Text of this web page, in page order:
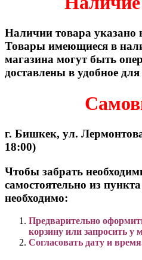
Наличии товара указано
Товары имеющиеся в
магазина могут быть
доставлены в удобное
г. Бишкек, ул.
18:00)
Чтобы забрать
самостоятельно из
необходимо:
Предварительно
корзину или запросить у
Согласовать дату и